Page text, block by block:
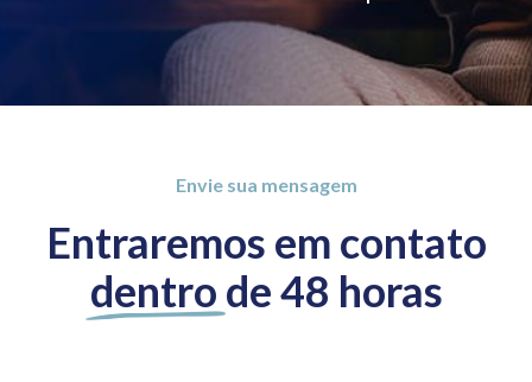
Envie sua mensagem
Entraremos em contato
dentro de 48 horas